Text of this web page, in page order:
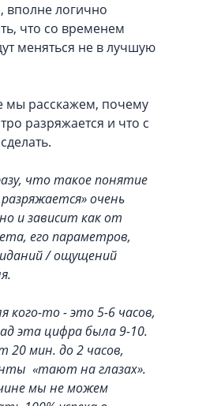
вполне логично
что со временем
меняться не в лучшую
мы расскажем, почему
разряжается и что с
что такое понятие
очень
и зависит как от
его параметров,
/ ощущений
кого-то - это 5-6 часов,
эта цифра была 9-10.
мин. до 2 часов,
«тают на глазах».
мы не можем